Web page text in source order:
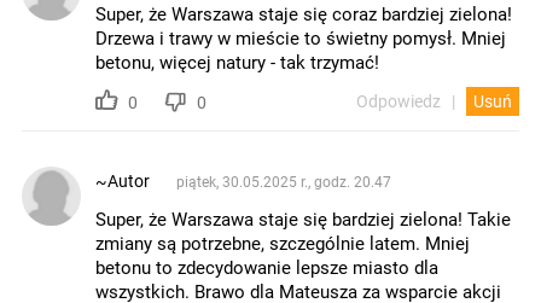
Super, że Warszawa staje się coraz bardziej zielona!
Drzewa i trawy w mieście to świetny pomysł. Mniej
betonu, więcej natury - tak trzymać!
0 0 Odpowiedz Usuń
~Autor piątek, 30.05.2025 r., godz. 20.47
Super, że Warszawa staje się bardziej zielona! Takie
zmiany są potrzebne, szczególnie latem. Mniej
betonu to zdecydowanie lepsze miasto dla
wszystkich. Brawo dla Mateusza za wsparcie akcji